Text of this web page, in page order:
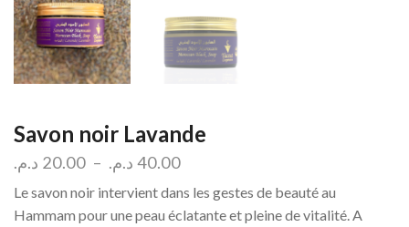
Savon noir Lavande
20.00 د.م. – 40.00 د.م.
Le savon noir intervient dans les gestes de beauté au
Hammam pour une peau éclatante et pleine de vitalité. A